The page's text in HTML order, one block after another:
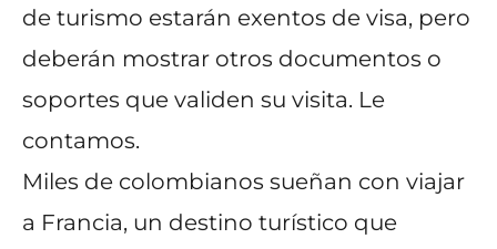
de turismo estarán exentos de visa, pero
deberán mostrar otros documentos o
soportes que validen su visita. Le
contamos.
Miles de colombianos sueñan con viajar
a Francia, un destino turístico que